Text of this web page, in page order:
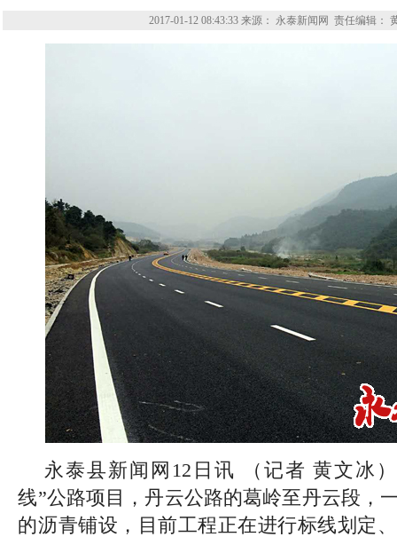
2017-01-12 08:43:33 来源： 永泰新闻网 责任编辑：
永泰县新闻网12日讯 （记者 黄文冰
线”公路项目，丹云公路的葛岭至丹云段，
的沥青铺设，目前工程正在进行标线划定